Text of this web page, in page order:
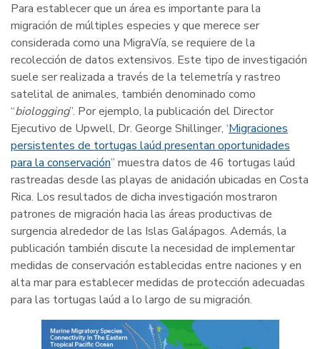
Para establecer que un área es importante para la
migración de múltiples especies y que merece ser
considerada como una MigraVía, se requiere de la
recolección de datos extensivos. Este tipo de investigación
suele ser realizada a través de la telemetría y rastreo
satelital de animales, también denominado como
“biologging”. Por ejemplo, la publicación del Director
Ejecutivo de Upwell, Dr. George Shillinger, ‘Migraciones
persistentes de tortugas laúd presentan oportunidades
para la conservación” muestra datos de 46 tortugas laúd
rastreadas desde las playas de anidación ubicadas en Costa
Rica. Los resultados de dicha investigación mostraron
patrones de migración hacia las áreas productivas de
surgencia alrededor de las Islas Galápagos. Además, la
publicación también discute la necesidad de implementar
medidas de conservación establecidas entre naciones y en
alta mar para establecer medidas de protección adecuadas
para las tortugas laúd a lo largo de su migración.